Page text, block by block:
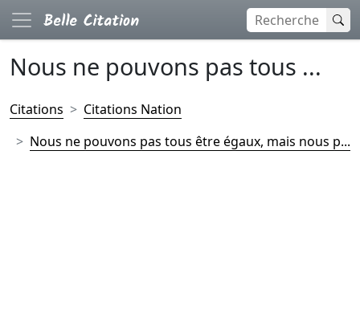
Nous ne pouvons pas tous ...
Citations
Citations Nation
Nous ne pouvons pas tous être égaux, mais nous p...